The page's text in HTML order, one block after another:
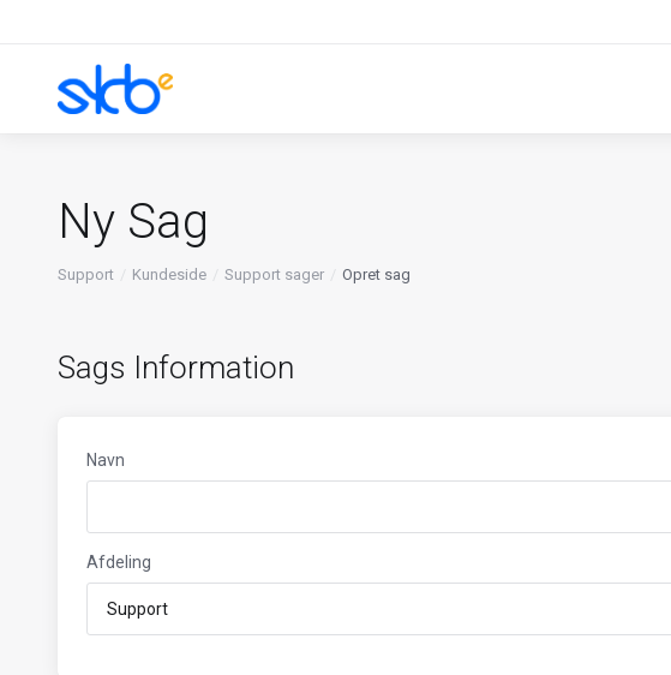
Ny Sag
Support Kundeside Support sager Opret sag
Sags Information
Navn
Afdeling